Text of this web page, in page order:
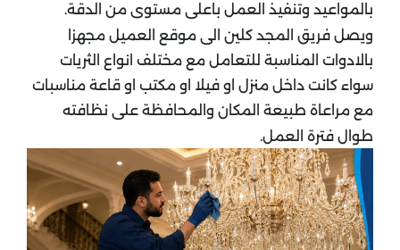
بالمواعيد وتنفيذ العمل باعلى مستوى من الدقة.
ويصل فريق المجد كلين الى موقع العميل مجهزا
بالادوات المناسبة للتعامل مع مختلف انواع الثريات
سواء كانت داخل منزل او فيلا او مكتب او قاعة مناسبات
مع مراعاة طبيعة المكان والمحافظة على نظافته
طوال فترة العمل.